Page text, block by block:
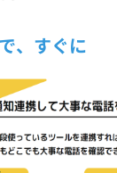
、すぐに